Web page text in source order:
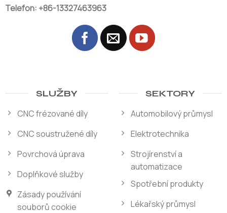
Telefon: +86-13327463963
SLUŽBY
CNC frézované díly
CNC soustružené díly
Povrchová úprava
Doplňkové služby
Zásady používání
souborů cookie
SEKTORY
Automobilový průmysl
Elektrotechnika
Strojírenství a
automatizace
Spotřební produkty
Lékařský průmysl